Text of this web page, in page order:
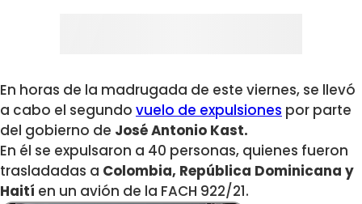
En horas de la madrugada de este viernes, se llevó
a cabo el segundo vuelo de expulsiones por parte
del gobierno de José Antonio Kast.
En él se expulsaron a 40 personas, quienes fueron
trasladadas a Colombia, República Dominicana y
Haití en un avión de la FACH 922/21.